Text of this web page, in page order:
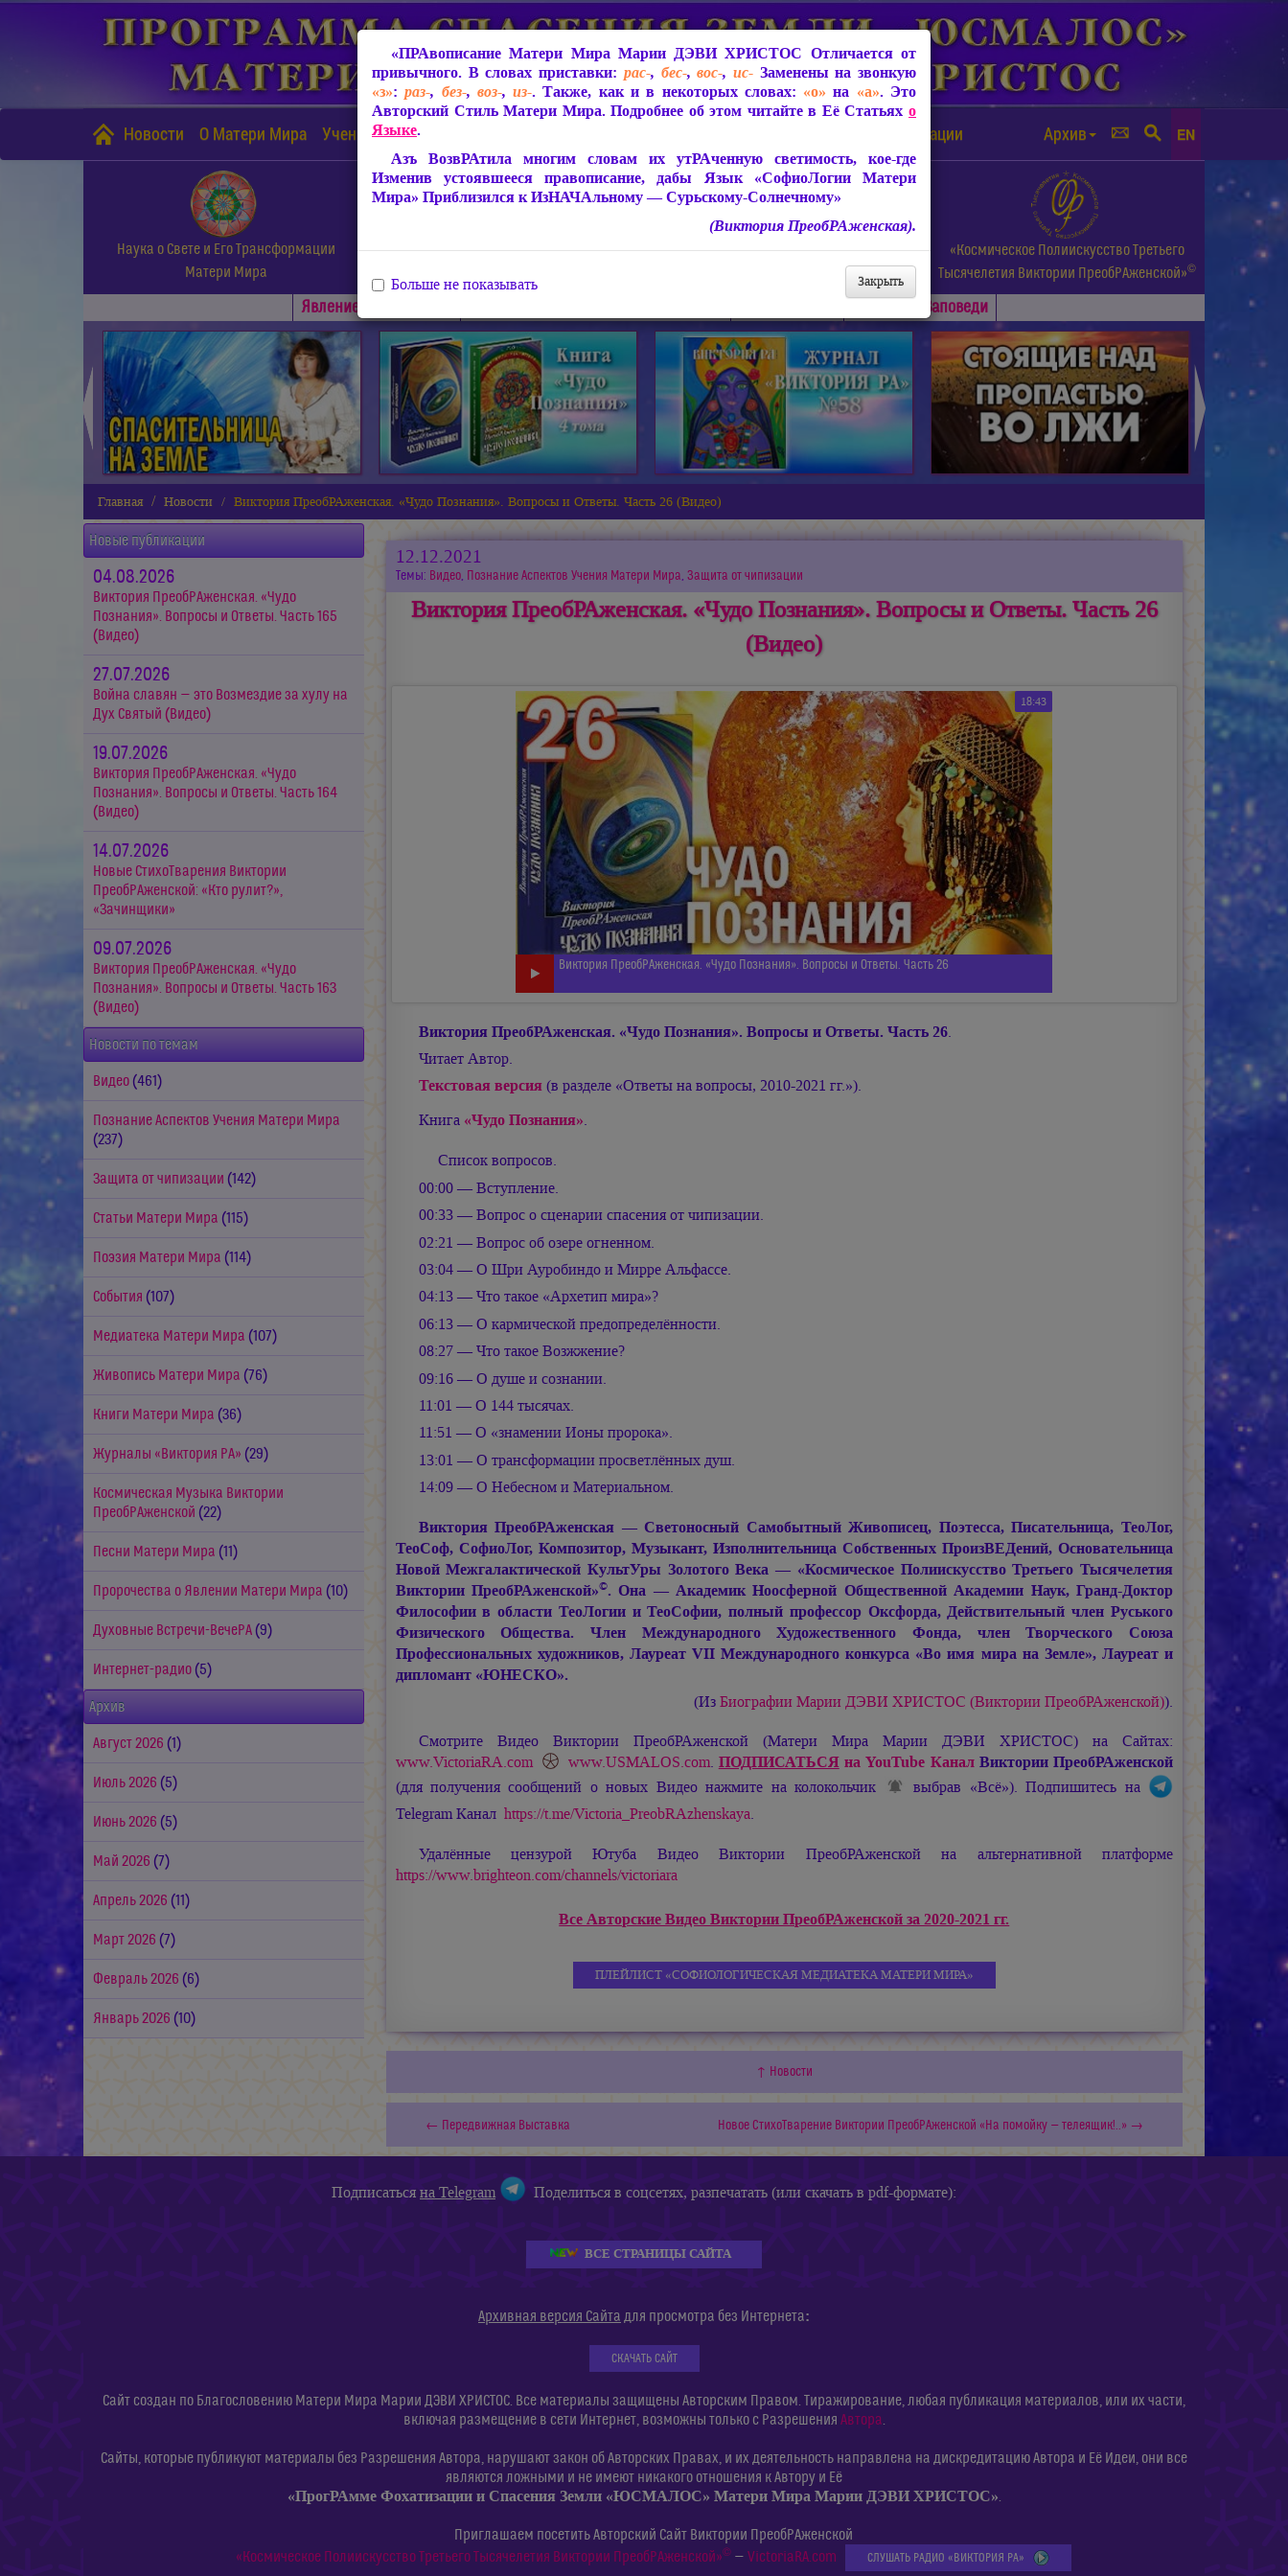
Новости О Матери Мира Учение Матери Мира Защита от чипизации Архив EN
Наука о Свете и Его Трансформации
Матери Мира
СофиоЛогия Матери Мира
Живое Слово Матери Мира.
Статьи, Книги, Видео, Аудио и др.
«Космическое Полиискусство Третьего
Тысячелетия Виктории ПреобРАженской»©
Явлениe Матери Мира Заповеди
◄ ►
Главная Новости Виктория ПреобРАженская. «Чудо Познания». Вопросы и Ответы. Часть 26 (Видео)
Новые публикации
04.08.2026
Виктория ПреобРАженская. «Чудо
Познания». Вопросы и Ответы. Часть 165
(Видео)
27.07.2026
Война славян — это Возмездие за хулу на
Дух Святый (Видео)
19.07.2026
Виктория ПреобРАженская. «Чудо
Познания». Вопросы и Ответы. Часть 164
(Видео)
14.07.2026
Новые СтихоТварения Виктории
ПреобРАженской: «Кто рулит?»,
«Зачинщики»
09.07.2026
Виктория ПреобРАженская. «Чудо
Познания». Вопросы и Ответы. Часть 163
(Видео)
Новости по темам
Видео (461)
Познание Аспектов Учения Матери Мира
(237)
Защита от чипизации (142)
Статьи Матери Мира (115)
Поэзия Матери Мира (114)
События (107)
Медиатека Матери Мира (107)
Живопись Матери Мира (76)
Книги Матери Мира (36)
Журналы «Виктория РА» (29)
Космическая Музыка Виктории
ПреобРАженской (22)
Песни Матери Мира (11)
Пророчества о Явлении Матери Мира (10)
Духовные Встречи-ВечеРА (9)
Интернет-радио (5)
Архив
Август 2026 (1)
Июль 2026 (5)
Июнь 2026 (5)
Май 2026 (7)
Апрель 2026 (11)
Март 2026 (7)
Февраль 2026 (6)
Январь 2026 (10)
12.12.2021
Темы: Видео, Познание Аспектов Учения Матери Мира, Защита от чипизации
Виктория ПреобРАженская. «Чудо Познания». Вопросы и Ответы. Часть 26
(Видео)
18:43
Виктория ПреобРАженская. «Чудо Познания». Вопросы и Ответы. Часть 26
Виктория ПреобРАженская. «Чудо Познания». Вопросы и Ответы. Часть 26.
Читает Автор.
Текстовая версия(в разделе «Ответы на вопросы, 2010-2021 гг.»).
Книга «Чудо Познания».
Список вопросов.
00:00 — Вступление.
00:33 — Вопрос о сценарии спасения от чипизации.
02:21 — Вопрос об озере огненном.
03:04 — О Шри Ауробиндо и Мирре Альфассе.
04:13 — Что такое «Архетип мира»?
06:13 — О кармической предопределённости.
08:27 — Что такое Возжжение?
09:16 — О душе и сознании.
11:01 — О 144 тысячах.
11:51 — О «знамении Ионы пророка».
13:01 — О трансформации просветлённых душ.
14:09 — О Небесном и Материальном.
Виктория ПреобРАженская — Светоносный Самобытный Живописец, Поэтесса, Писательница, ТеоЛог,
ТеоСоф, СофиоЛог, Композитор, Музыкант, Изполнительница Собственных ПроизВЕДений, Основательница
Новой Межгалактической КультУры Золотого Века — «Космическое Полиискусство Третьего Тысячелетия
Виктории ПреобРАженской»©. Она — Академик Ноосферной Общественной Академии Наук, Гранд-Доктор
Философии в области ТеоЛогии и ТеоСофии, полный профессор Оксфорда, Действительный член Руського
Физического Общества. Член Международного Художественного Фонда, член Творческого Союза
Профессиональных художников, Лауреат VII Международного конкурса «Во имя мира на Земле», Лауреат и
дипломант «ЮНЕСКО».
(ИзБиографииМарии ДЭВИ ХРИСТОС (Виктории ПреобРАженской)).
Смотрите Видео Виктории ПреобРАженской (Матери Мира Марии ДЭВИ ХРИСТОС) на Сайтах:
www.VictoriaRA.com
www.USMALOS.com. ПОДПИСАТЬСЯна YouTube КаналВиктории ПреобРАженской
(для получения сообщений о новых Видео нажмите на колокольчик
выбрав «Всё»). Подпишитесь на
Telegram Канал https://t.me/Victoria_PreobRAzhenskaya.
Удалённые цензурой Ютуба Видео Виктории ПреобРАженской на альтернативной платформе
https://www.brighteon.com/channels/victoriara
Все Авторские Видео Виктории ПреобРАженской за 2020-2021 гг.
ПЛЕЙЛИСТ «СОФИОЛОГИЧЕСКАЯ МЕДИАТЕКА МАТЕРИ МИРА»
↑ Новости
← Передвижная Выставка Новое СтихоТварение Виктории ПреобРАженской «На помойку — телеящик!..» →
«ПРАвописание Матери Мира Марии ДЭВИ ХРИСТОС Отличается от
привычного. В словах приставки: рас-, бес-,вос-, ис-Заменены на звонкую
«з»:раз-, без-, воз-,из-. Также, как и в некоторых словах: «о» на «а». Это
Авторский Стиль Матери Мира. Подробнее об этом читайте в Её Статьях о
Языке.
Азъ ВозвРАтила многим словам их утРАченную светимость, кое-где
Изменив устоявшееся правописание, дабы Язык «СофиоЛогии Матери
Мира» Приблизился к ИзНАЧАльному — Сурьскому-Солнечному»
(Виктория ПреобРАженская).
Закрыть
Больше не показывать
Подписатьсяна Telegram Поделиться в соцсетях, разпечатать (или скачать в pdf-формате):
ВСЕ СТРАНИЦЫ САЙТА
Архивная версия Сайта для просмотра без Интернета:
СКАЧАТЬ САЙТ
Сайт создан по Благословению Матери Мира Марии ДЭВИ ХРИСТОС. Все материалы защищены Авторским Правом. Тиражирование, любая публикация материалов, или их части,
включая размещение в сети Интернет, возможны только с Разрешения Автора.
Сайты, которые публикуют материалы без Разрешения Автора, нарушают закон об Авторских Правах, и их деятельность направлена на дискредитацию Автора и Её Идеи, они все
являются ложными и не имеют никакого отношения к Автору и Её
«ПрогРАмме Фохатизации и Спасения Земли «ЮСМАЛОС» Матери Мира Марии ДЭВИ ХРИСТОС».
Приглашаем посетить Авторский Сайт Виктории ПреобРАженской
«Космическое Полиискусство Третьего Тысячелетия Виктории ПреобРАженской»© — VictoriaRA.com СЛУШАТЬ РАДИО «ВИКТОРИЯ РА»